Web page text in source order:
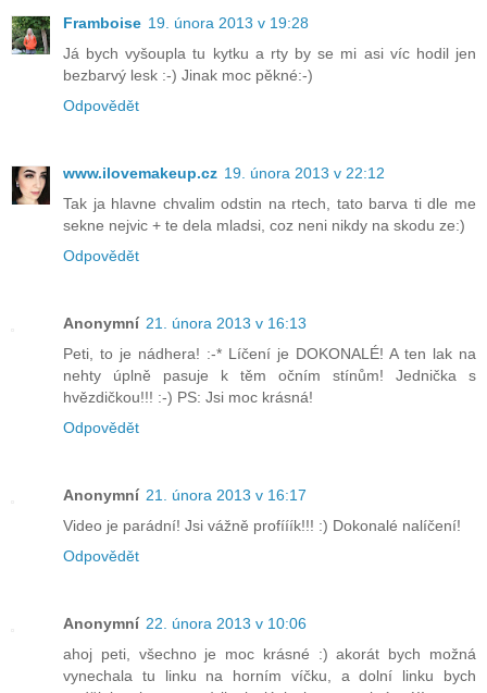
Framboise 19. února 2013 v 19:28
Já bych vyšoupla tu kytku a rty by se mi asi víc hodil jen
bezbarvý lesk :-) Jinak moc pěkné:-)
Odpovědět
www.ilovemakeup.cz 19. února 2013 v 22:12
Tak ja hlavne chvalim odstin na rtech, tato barva ti dle me
sekne nejvic + te dela mladsi, coz neni nikdy na skodu ze:)
Odpovědět
Anonymní 21. února 2013 v 16:13
Peti, to je nádhera! :-* Líčení je DOKONALÉ! A ten lak na
nehty úplně pasuje k těm očním stínům! Jednička s
hvězdičkou!!! :-) PS: Jsi moc krásná!
Odpovědět
Anonymní 21. února 2013 v 16:17
Video je parádní! Jsi vážně profííík!!! :) Dokonalé nalíčení!
Odpovědět
Anonymní 22. února 2013 v 10:06
ahoj peti, všechno je moc krásné :) akorát bych možná
vynechala tu linku na horním víčku, a dolní linku bych